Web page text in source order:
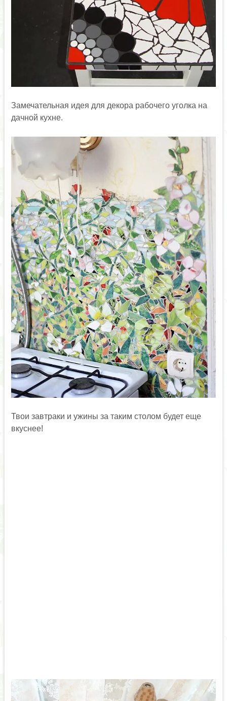
Замечательная идея для декора рабочего уголка на
дачной кухне.
Твои завтраки и ужины за таким столом будет еще
вкуснее!